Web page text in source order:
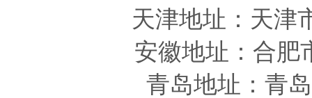
天津地址 ：天津
安徽地址 ：合
青岛地址 ：青